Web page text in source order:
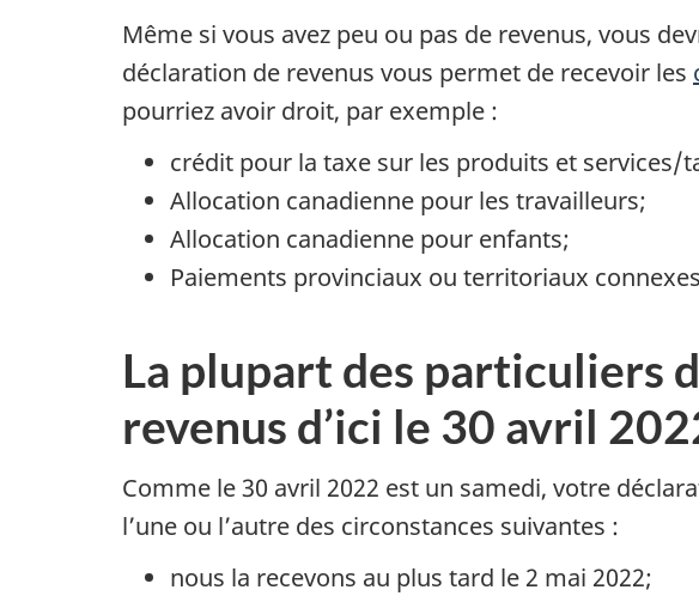
Même si vous avez peu ou pas de revenus, vous
déclaration de revenus vous permet de recevoir les
pourriez avoir droit, par exemple :
crédit pour la taxe sur les produits et services/
Allocation canadienne pour les travailleurs;
Allocation canadienne pour enfants;
Paiements provinciaux ou territoriaux
La plupart des particuliers
revenus d’ici le 30 avril
Comme le 30 avril 2022 est un samedi, votre
l’une ou l’autre des circonstances suivantes :
nous la recevons au plus tard le 2 mai 2022;